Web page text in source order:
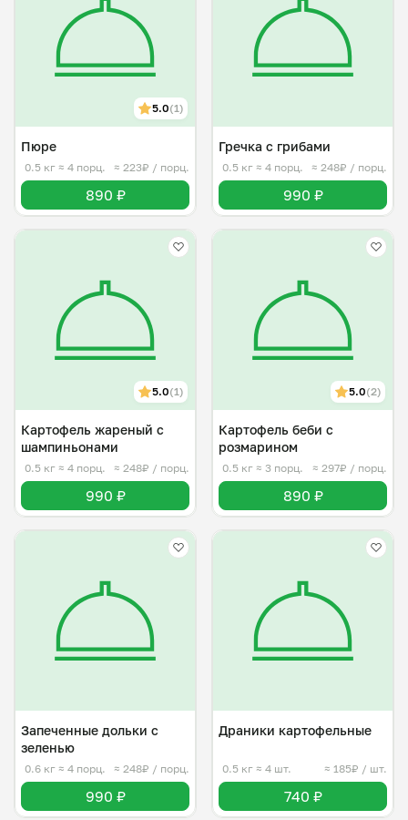
5.0(1)
Пюре
0.5 кг ≈ 4 порц. ≈ 223₽ / порц.
890 ₽
Гречка с грибами
0.5 кг ≈ 4 порц. ≈ 248₽ / порц.
990 ₽
5.0(1)
Картофель жареный с
шампиньонами
0.5 кг ≈ 4 порц. ≈ 248₽ / порц.
990 ₽
5.0(2)
Картофель беби с
розмарином
0.5 кг ≈ 3 порц. ≈ 297₽ / порц.
890 ₽
Запеченные дольки с
зеленью
0.6 кг ≈ 4 порц. ≈ 248₽ / порц.
990 ₽
Драники картофельные
0.5 кг ≈ 4 шт. ≈ 185₽ / шт.
740 ₽